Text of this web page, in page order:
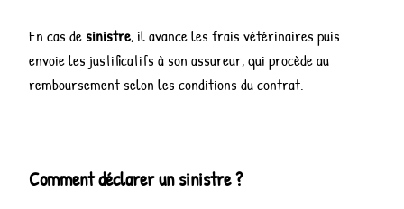
En cas de sinistre, il avance les frais vétérinaires puis
envoie les justificatifs à son assureur, qui procède au
remboursement selon les conditions du contrat.
Comment déclarer un sinistre ?